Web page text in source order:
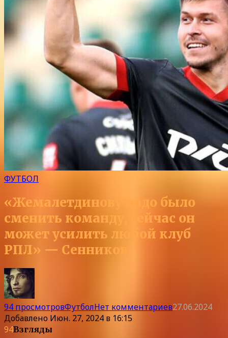
ФУТБОЛ
«Жемалетдинову надо было
сменить команду, сейчас он
может усилить любой клуб
РПЛ» — Сенников
94 просмотровФутболНет комментариев27.06.2024
Добавлено Июн. 27, 2024 в 16:15
94Взгляды